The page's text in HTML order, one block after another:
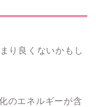
り良くないかもし
のエネルギーが含